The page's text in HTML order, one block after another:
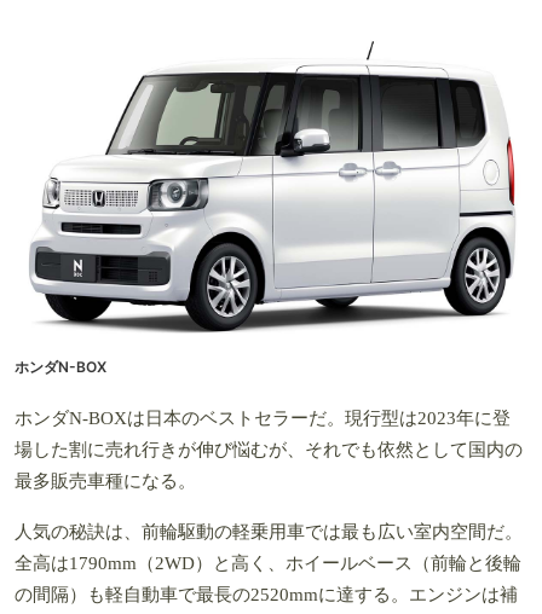
ホンダN-BOX
ホンダN-BOXは日本のベストセラーだ。現行型は2023年に登
場した割に売れ行きが伸び悩むが、それでも依然として国内の
最多販売車種になる。
人気の秘訣は、前輪駆動の軽乗用車では最も広い室内空間だ。
全高は1790mm（2WD）と高く、ホイールベース（前輪と後輪
の間隔）も軽自動車で最長の2520mmに達する。エンジンは補